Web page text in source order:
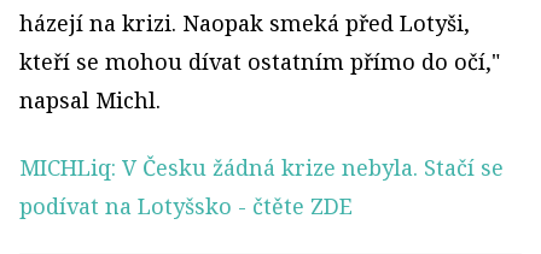
házejí na krizi. Naopak smeká před Lotyši,
kteří se mohou dívat ostatním přímo do očí,"
napsal Michl.
MICHLiq: V Česku žádná krize nebyla. Stačí se
podívat na Lotyšsko - čtěte ZDE